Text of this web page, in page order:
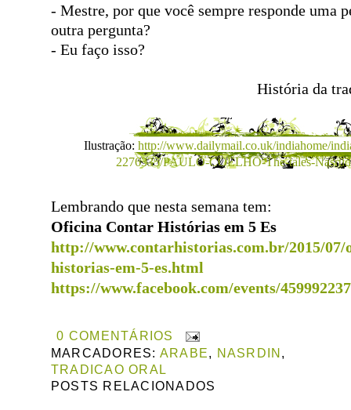
- Mestre, por que você sempre responde uma
outra pergunta?
- Eu faço isso?
História da
Ilustração: http://www.dailymail.co.uk/indiahome/
2276335/PAULO-COELHO-The-tales-
Lembrando que nesta semana tem:
Oficina Contar Histórias em 5 Es
http://www.contarhistorias.com.br/2015/
historias-em-5-es.html
https://www.facebook.com/events/
0 COMENTÁRIOS
MARCADORES: ARABE, NASRDIN ,
TRADICAO ORAL
POSTS RELACIONADOS